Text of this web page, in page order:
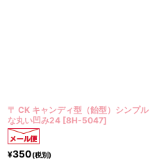
〒 CK キャンディ型（飴型）シンプル
な丸い凹み24 [8H-5047]
¥350(税別)